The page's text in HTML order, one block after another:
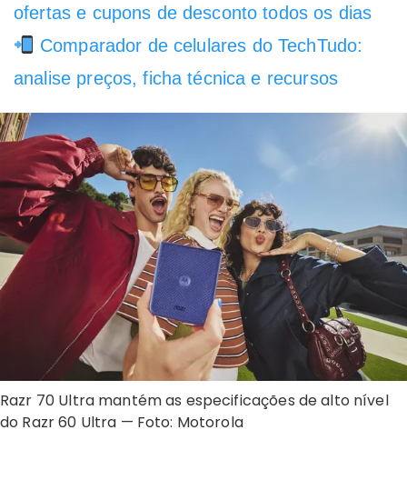
ofertas e cupons de desconto todos os dias
Comparador de celulares do TechTudo:
analise preços, ficha técnica e recursos
Razr 70 Ultra mantém as especificações de alto nível
do Razr 60 Ultra — Foto: Motorola